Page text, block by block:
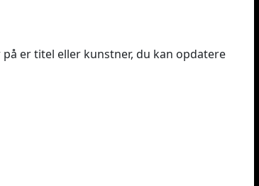
er titel eller kunstner, du kan opdatere